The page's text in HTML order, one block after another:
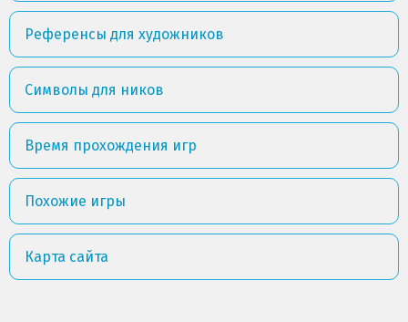
Референсы для художников
Символы для ников
Время прохождения игр
Похожие игры
Карта сайта